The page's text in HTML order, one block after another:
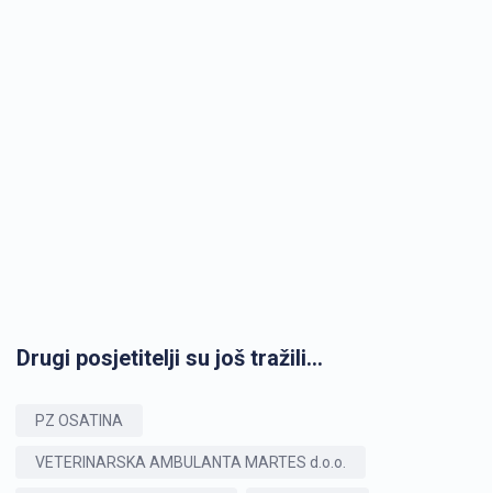
Drugi posjetitelji su još tražili...
PZ OSATINA
VETERINARSKA AMBULANTA MARTES d.o.o.